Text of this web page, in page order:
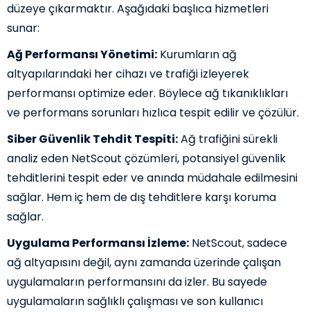
düzeye çıkarmaktır. Aşağıdaki başlıca hizmetleri
sunar:
Ağ Performansı Yönetimi: Kurumların ağ
altyapılarındaki her cihazı ve trafiği izleyerek
performansı optimize eder. Böylece ağ tıkanıklıkları
ve performans sorunları hızlıca tespit edilir ve çözülür.
Siber Güvenlik Tehdit Tespiti:Ağ trafiğini sürekli
analiz eden NetScout çözümleri, potansiyel güvenlik
tehditlerini tespit eder ve anında müdahale edilmesini
sağlar. Hem iç hem de dış tehditlere karşı koruma
sağlar.
Uygulama Performansı İzleme: NetScout, sadece
ağ altyapısını değil, aynı zamanda üzerinde çalışan
uygulamaların performansını da izler. Bu sayede
uygulamaların sağlıklı çalışması ve son kullanıcı